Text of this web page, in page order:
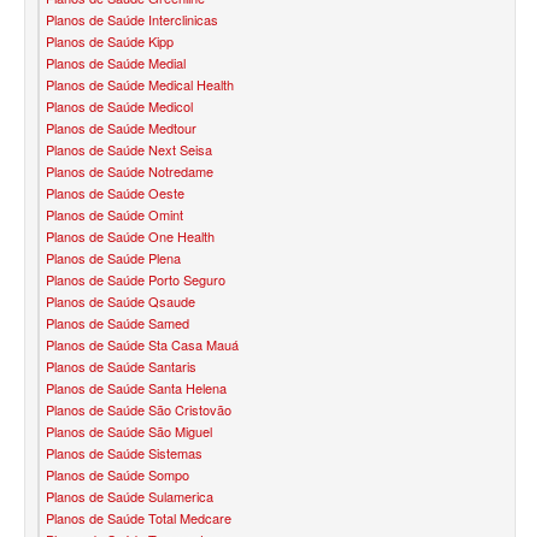
MEDICAL HEALTH PLANO DE SAÚDE FAMILIAR
PLENA PLANO DE SAÚDE FAMILIAR
QSAUDE PLANO DE SAÚDE FAMILIAR
SANTA HELENA PLANO DE SAÚDE FAMILIAR
SANTARIS PLANO DE SAÚDE FAMILIAR
SÃO CRISTOVÃO PLANO DE SAÚDE FAMILIAR
SÃO MIGUEL PLANO DE SAÚDE FAMILIAR
STA CASA MAUÁ PLANO DE SAÚDE FAMILIAR
TOTAL MEDCARE PLANO DE SAÚDE FAMILIAR
Planos de Saúde Interclinicas
Planos de Saúde Kipp
Planos de Saúde Medial
Planos de Saúde Medical Health
Planos de Saúde Medicol
Planos de Saúde Medtour
Planos de Saúde Next Seisa
Planos de Saúde Notredame
Planos de Saúde Oeste
Planos de Saúde Omint
Planos de Saúde One Health
Planos de Saúde Plena
Planos de Saúde Porto Seguro
Planos de Saúde Qsaude
Planos de Saúde Samed
Planos de Saúde Sta Casa Mauá
Planos de Saúde Santaris
Planos de Saúde Santa Helena
Planos de Saúde São Cristovão
Planos de Saúde São Miguel
Planos de Saúde Sistemas
Planos de Saúde Sompo
Planos de Saúde Sulamerica
Planos de Saúde Total Medcare